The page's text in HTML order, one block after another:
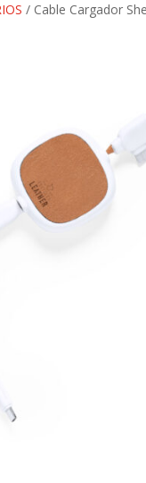
/ Cable Cargador